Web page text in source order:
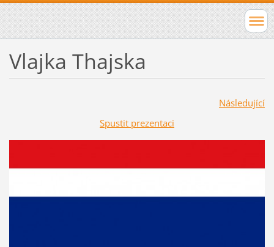
Vlajka Thajska
Následující
Spustit prezentaci